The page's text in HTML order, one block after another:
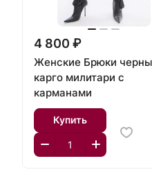
4 800 ₽
Женские Брюки
карго милитари с
карманами
Купить